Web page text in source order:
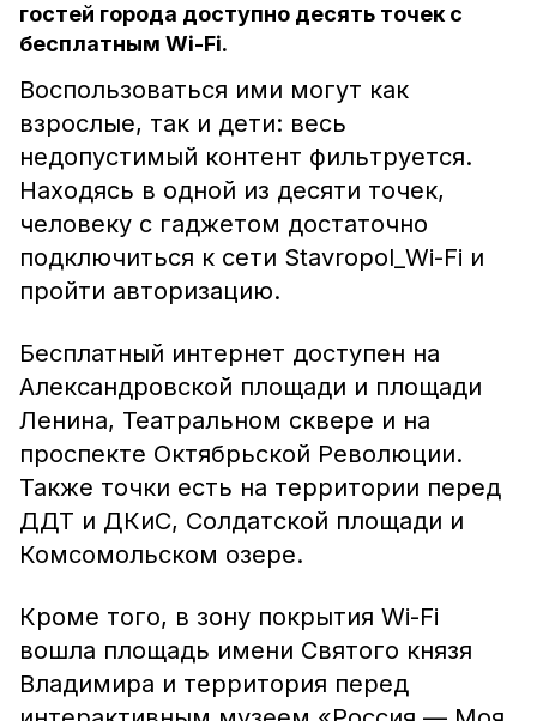
гостей города доступно десять точек с
бесплатным Wi-Fi.
Воспользоваться ими могут как
взрослые, так и дети: весь
недопустимый контент фильтруется.
Находясь в одной из десяти точек,
человеку с гаджетом достаточно
подключиться к сети Stavropol_Wi-Fi и
пройти авторизацию.
Бесплатный интернет доступен на
Александровской площади и площади
Ленина, Театральном сквере и на
проспекте Октябрьской Революции.
Также точки есть на территории перед
ДДТ и ДКиС, Солдатской площади и
Комсомольском озере.
Кроме того, в зону покрытия Wi-Fi
вошла площадь имени Святого князя
Владимира и территория перед